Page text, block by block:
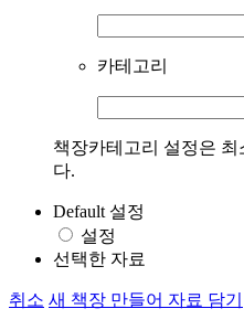
카테고리
책장카테고리 설정은 최
다.
Default 설정
설정
선택한 자료
취소 새 책장 만들어 자료 담기